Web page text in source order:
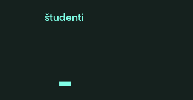
študenti
-